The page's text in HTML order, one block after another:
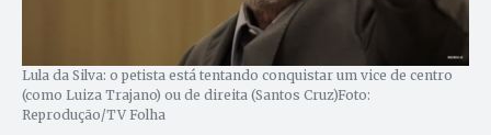
Lula da Silva: o petista está tentando conquistar um vice de centro
(como Luiza Trajano) ou de direita (Santos Cruz)Foto:
Reprodução/TV Folha